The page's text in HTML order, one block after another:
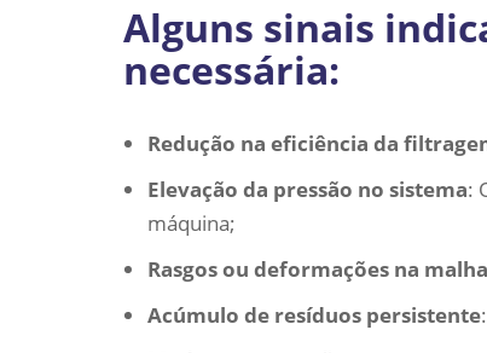
Alguns sinais
necessária:
Redução na eficiência da
Elevação da pressão no sistema:
máquina;
Rasgos ou deformações na malha
Acúmulo de resíduos persistente